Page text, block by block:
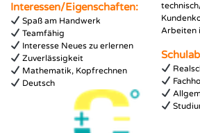
Arbeiten
Interessen/Eigenschaften:
Spaß am Handwerk
Teamfähig
Interesse Neues zu erlernen
Zuverlässigkeit
Mathematik, Kopfrechnen
Deutsch